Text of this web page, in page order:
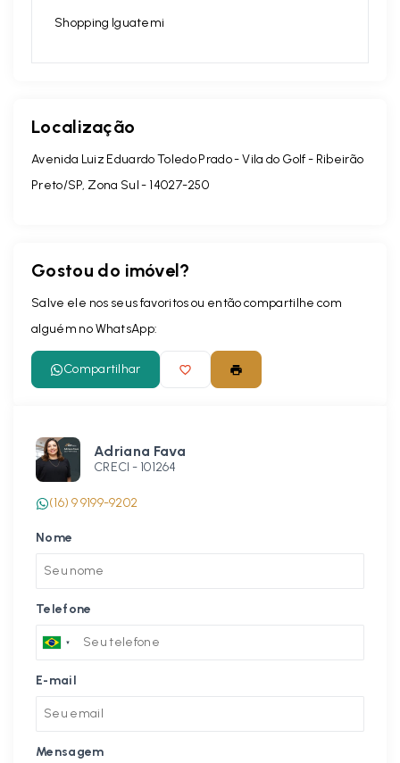
Shopping Iguatemi
Localização
Avenida Luiz Eduardo Toledo Prado - Vila do Golf - Ribeirão
Preto/SP, Zona Sul - 14027-250
Gostou do imóvel?
Salve ele nos seus favoritos ou então compartilhe com
alguém no WhatsApp:
Compartilhar
Adriana Fava
CRECI - 101264
(16) 9 9199-9202
Nome
Telefone
E-mail
Mensagem